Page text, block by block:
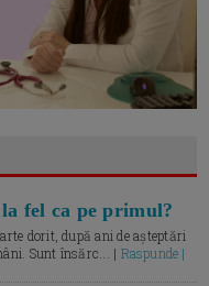
fel ca pe primul?
dorit, după ani de așteptări
Sunt însărc... | Raspunde |